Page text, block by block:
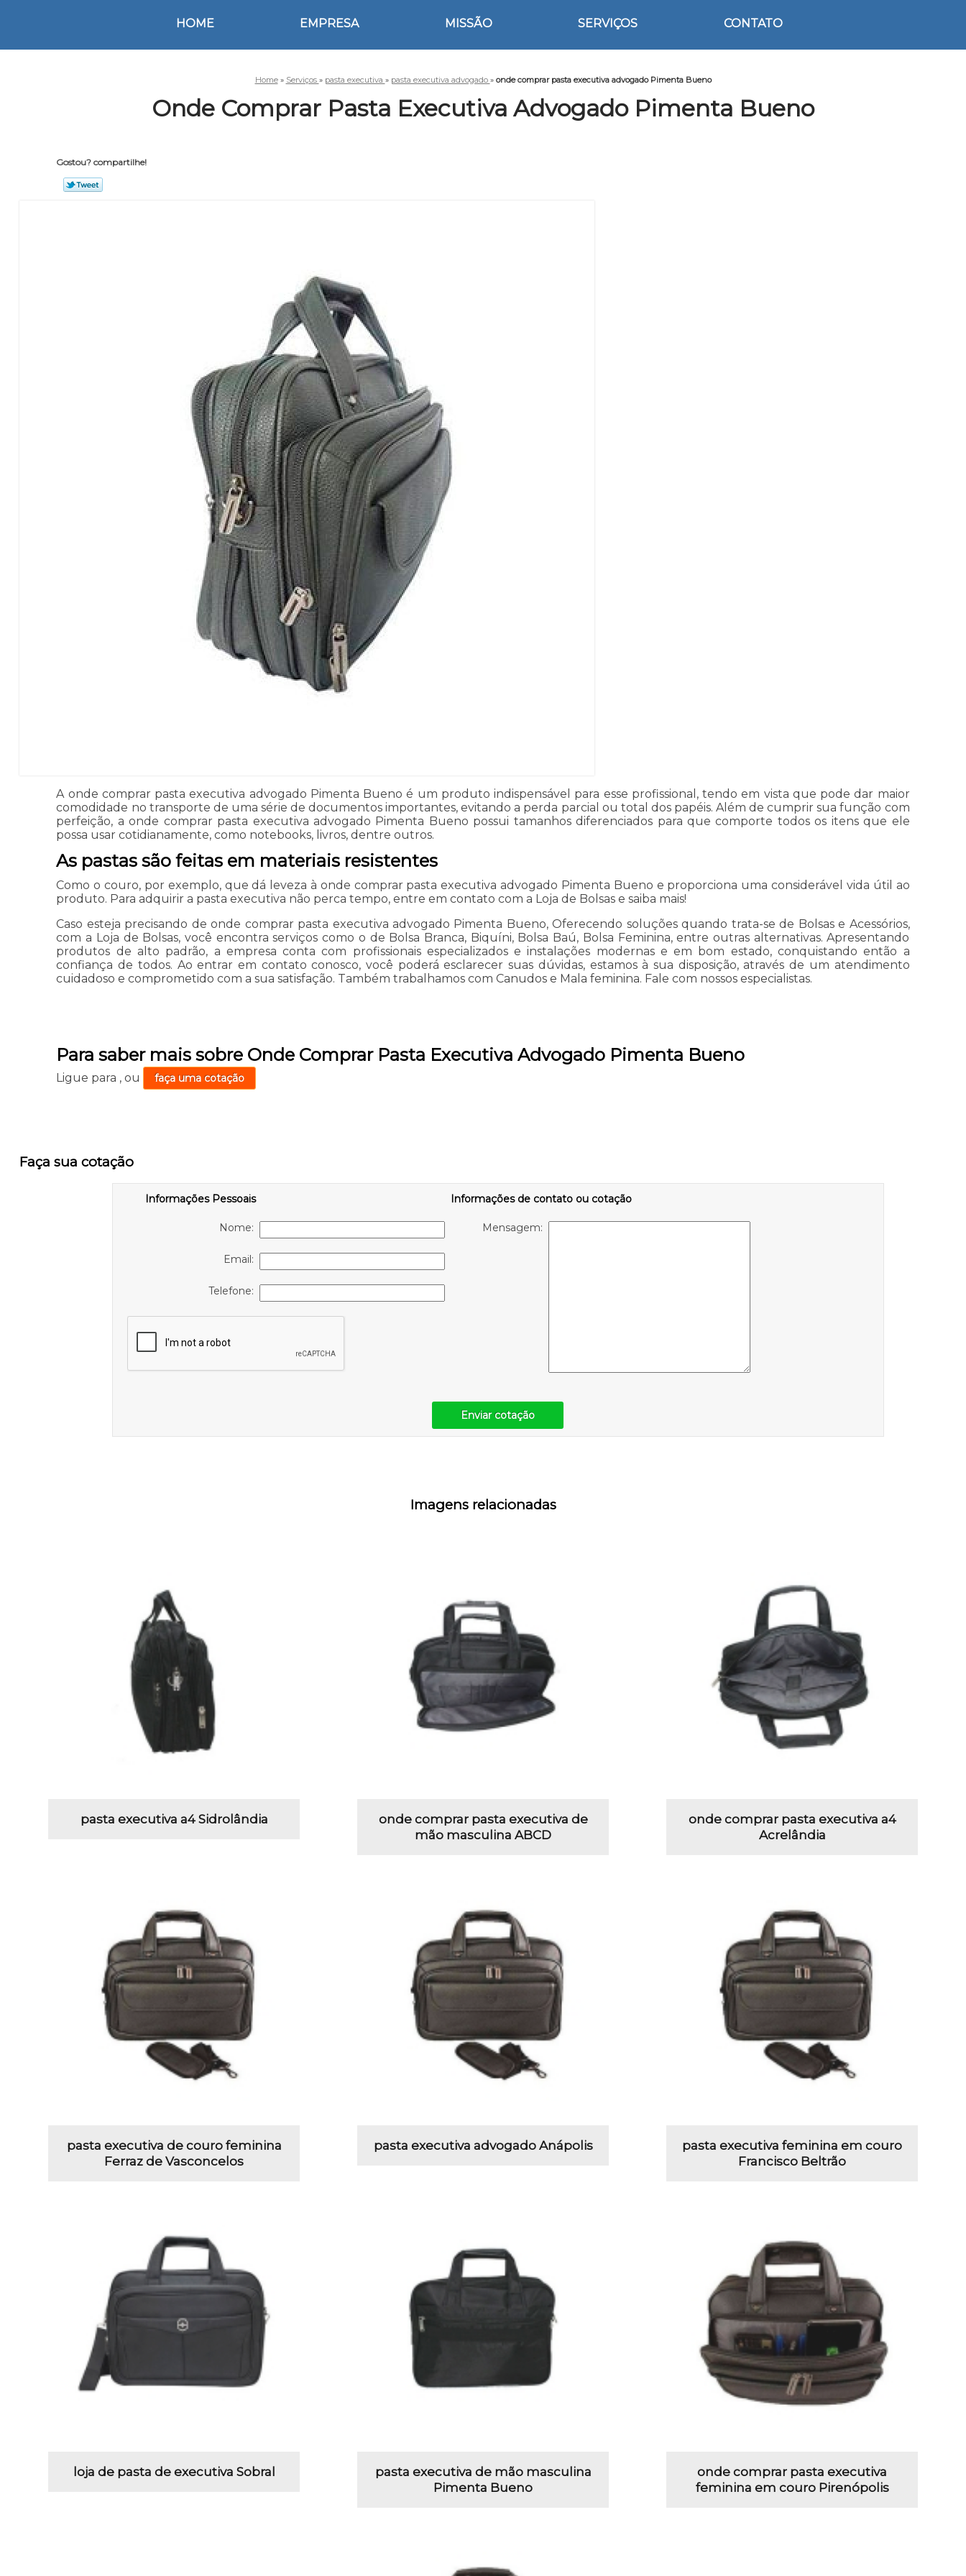
HOME EMPRESA MISSÃO SERVIÇOS CONTATO
Home » Serviços » pasta executiva » pasta executiva advogado » onde comprar pasta executiva advogado Pimenta Bueno
Onde Comprar Pasta Executiva Advogado Pimenta Bueno
Gostou? compartilhe!
A onde comprar pasta executiva advogado Pimenta Bueno é um produto indispensável para esse profissional, tendo em vista que pode dar maior
comodidade no transporte de uma série de documentos importantes, evitando a perda parcial ou total dos papéis. Além de cumprir sua função com
perfeição, a onde comprar pasta executiva advogado Pimenta Bueno possui tamanhos diferenciados para que comporte todos os itens que ele
possa usar cotidianamente, como notebooks, livros, dentre outros.
As pastas são feitas em materiais resistentes
Como o couro, por exemplo, que dá leveza à onde comprar pasta executiva advogado Pimenta Bueno e proporciona uma considerável vida útil ao
produto. Para adquirir a pasta executiva não perca tempo, entre em contato com a Loja de Bolsas e saiba mais!
Caso esteja precisando de onde comprar pasta executiva advogado Pimenta Bueno, Oferecendo soluções quando trata-se de Bolsas e Acessórios,
com a Loja de Bolsas, você encontra serviços como o de Bolsa Branca, Biquíni, Bolsa Baú, Bolsa Feminina, entre outras alternativas. Apresentando
produtos de alto padrão, a empresa conta com profissionais especializados e instalações modernas e em bom estado, conquistando então a
confiança de todos. Ao entrar em contato conosco, você poderá esclarecer suas dúvidas, estamos à sua disposição, através de um atendimento
cuidadoso e comprometido com a sua satisfação. Também trabalhamos com Canudos e Mala feminina. Fale com nossos especialistas.
Para saber mais sobre Onde Comprar Pasta Executiva Advogado Pimenta Bueno
Ligue para ,ou faça uma cotação
Faça sua cotação
Informações Pessoais
Nome:
Email:
Telefone:
Informações de contato ou cotação
Mensagem:
Enviar cotação
Imagens relacionadas
pasta executiva a4 Sidrolândia
onde comprar pasta executiva de
mão masculina ABCD
onde comprar pasta executiva a4
Acrelândia
pasta executiva de couro feminina
Ferraz de Vasconcelos
pasta executiva advogado Anápolis
pasta executiva feminina em couro
Francisco Beltrão
loja de pasta de executiva Sobral
pasta executiva de mão masculina
Pimenta Bueno
onde comprar pasta executiva
feminina em couro Pirenópolis